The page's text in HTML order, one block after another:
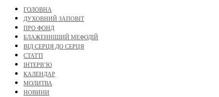
ГОЛОВНА
ДУХОВНИЙ ЗАПОВІТ
ПРО ФОНД
БЛАЖЕННІШИЙ МЕФОДІЙ
ВІД СЕРЦЯ ДО СЕРЦЯ
СТАТТІ
ІНТЕРВ’Ю
КАЛЕНДАР
МОЛИТВА
НОВИНИ